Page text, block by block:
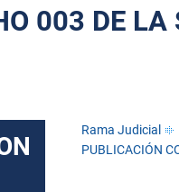
003 DE
Rama Judicial
PUBLICACIÓN